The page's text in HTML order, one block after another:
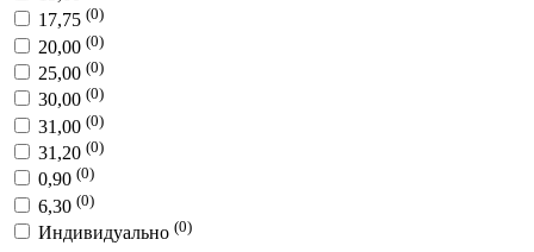
17,75 (0)
20,00 (0)
25,00 (0)
30,00 (0)
31,00 (0)
31,20 (0)
0,90 (0)
6,30 (0)
Индивидуально (0)